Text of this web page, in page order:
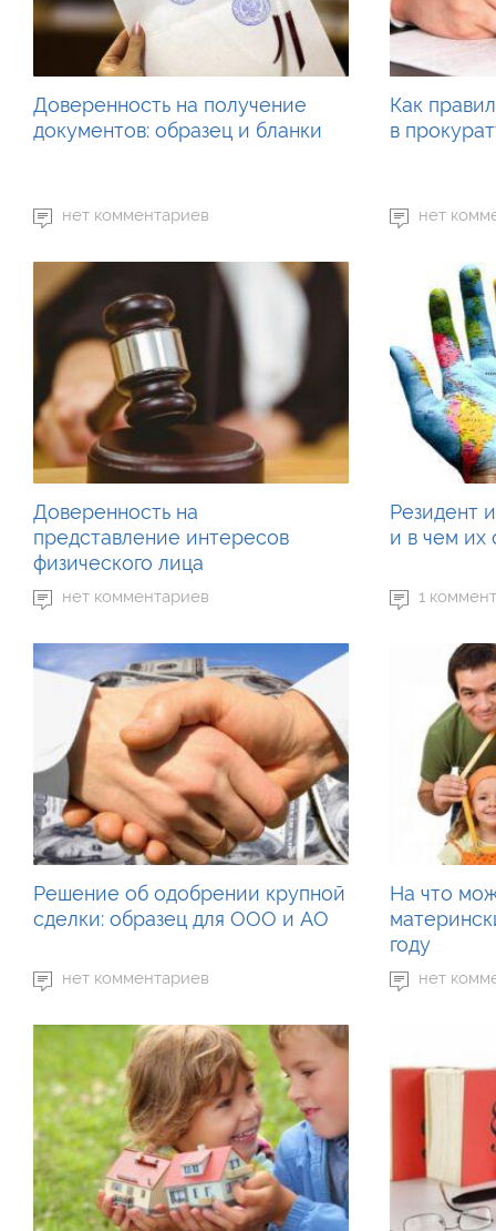
Доверенность на получение
документов: образец и бланки
нет комментариев
Как
в
нет
Доверенность на
представление интересов
физического лица
нет комментариев
Резидент
и в чем их
1
Решение об одобрении крупной
сделки: образец для ООО и АО
нет комментариев
На что
году
нет